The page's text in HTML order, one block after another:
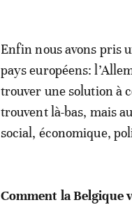
Enfin nous avons pris
pays européens:
trouver une solution à
trouvent là-bas, mais
social, économique,
Comment la Belgique